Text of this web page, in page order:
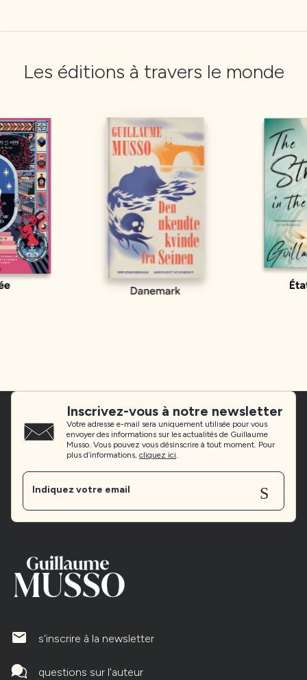
Les éditions à travers le monde
Inscrivez-vous à notre newsletter
Votre adresse e-mail sera uniquement utilisée pour vous
envoyer des informations sur les actualités de Guillaume
Musso. Vous pouvez vous désinscrire à tout moment. Pour
plus d’informations, cliquez ici
Indiquez votre email
mailIcone
s'inscrire à la newsletter
questions sur l'auteur